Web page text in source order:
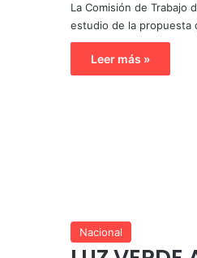
La Comisión de Trabajo
estudio de la propuesta
Leer más »
Nacional